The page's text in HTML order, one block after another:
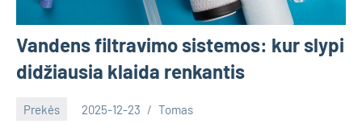
Vandens filtravimo sistemos: kur slypi
didžiausia klaida renkantis
Prekės 2025-12-23 Tomas